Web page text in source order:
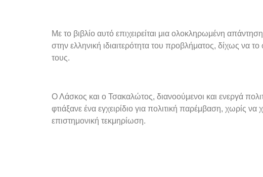
Με το βιβλίο αυτό επιχειρείται μια ολοκληρωμένη
στην ελληνική ιδιαιτερότητα του προβλήματος, δίχως να
τους.
Ο Λάσκος και ο Τσακαλώτος, διανοούμενοι και ενεργά
φτιάξανε ένα εγχειρίδιο για πολιτική παρέμβαση, χωρίς
επιστημονική τεκμηρίωση.